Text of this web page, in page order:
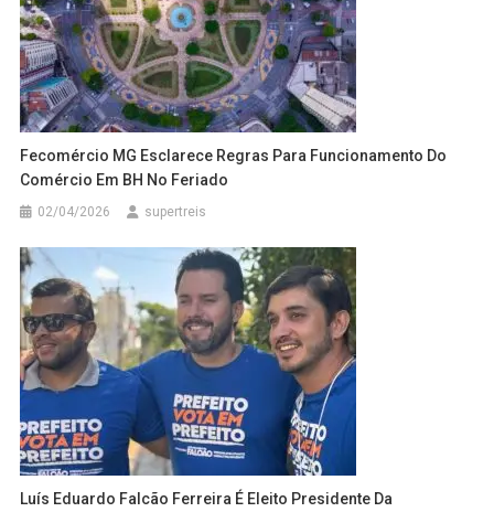
Fecomércio MG Esclarece Regras Para Funcionamento Do
Comércio Em BH No Feriado
02/04/2026 supertreis
Luís Eduardo Falcão Ferreira É Eleito Presidente Da